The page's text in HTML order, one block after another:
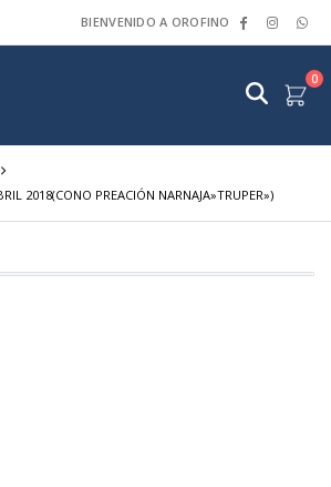
BIENVENIDO A OROFINO
0
2018(CONO PREACIÓN NARNAJA»TRUPER»)